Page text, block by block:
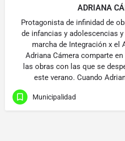
ADRIANA
Protagonista de infinidad de
de infancias y adolescencias
marcha de Integración x el
Adriana Cámera comparte
las obras con las que se
este verano. Cuando
Municipalidad